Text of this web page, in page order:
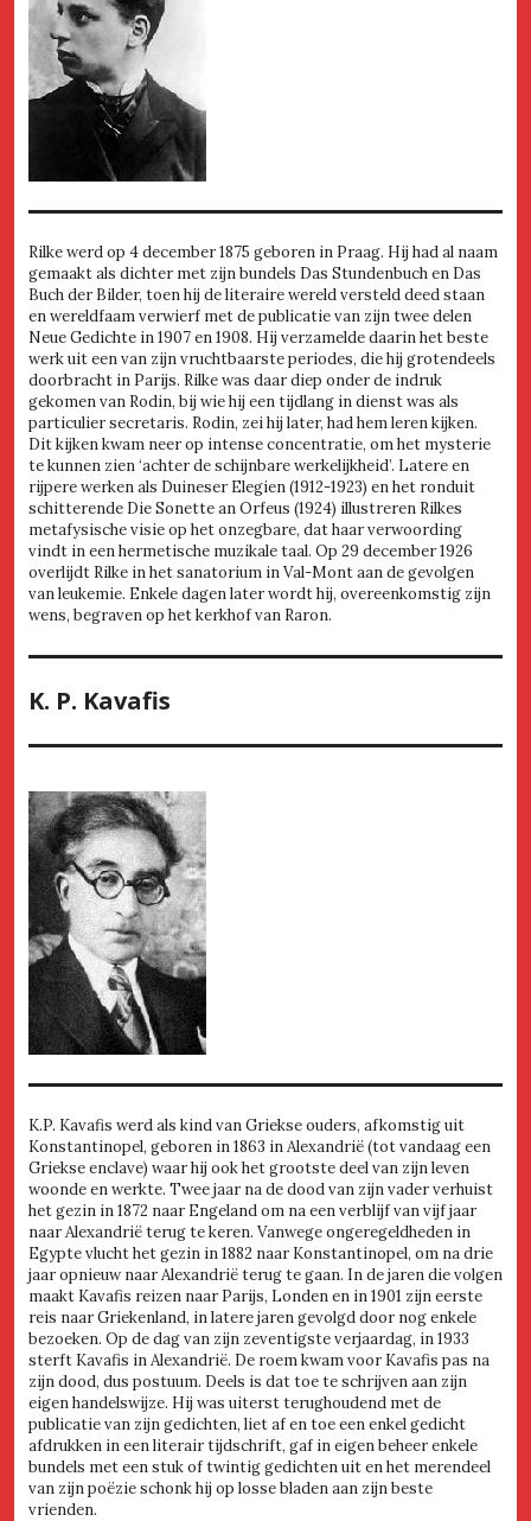
Rilke werd op 4 december 1875 geboren in Praag. Hij had al naam
gemaakt als dichter met zijn bundels Das Stundenbuch en Das
Buch der Bilder, toen hij de literaire wereld versteld deed staan
en wereldfaam verwierf met de publicatie van zijn twee delen
Neue Gedichte in 1907 en 1908. Hij verzamelde daarin het beste
werk uit een van zijn vruchtbaarste periodes, die hij grotendeels
doorbracht in Parijs. Rilke was daar diep onder de indruk
gekomen van Rodin, bij wie hij een tijdlang in dienst was als
particulier secretaris. Rodin, zei hij later, had hem leren kijken.
Dit kijken kwam neer op intense concentratie, om het mysterie
te kunnen zien ‘achter de schijnbare werkelijkheid’. Latere en
rijpere werken als Duineser Elegien (1912-1923) en het ronduit
schitterende Die Sonette an Orfeus (1924) illustreren Rilkes
metafysische visie op het onzegbare, dat haar verwoording
vindt in een hermetische muzikale taal. Op 29 december 1926
overlijdt Rilke in het sanatorium in Val-Mont aan de gevolgen
van leukemie. Enkele dagen later wordt hij, overeenkomstig zijn
wens, begraven op het kerkhof van Raron.
K. P. Kavafis
K.P. Kavafis werd als kind van Griekse ouders, afkomstig uit
Konstantinopel, geboren in 1863 in Alexandrië (tot vandaag een
Griekse enclave) waar hij ook het grootste deel van zijn leven
woonde en werkte. Twee jaar na de dood van zijn vader verhuist
het gezin in 1872 naar Engeland om na een verblijf van vijf jaar
naar Alexandrië terug te keren. Vanwege ongeregeldheden in
Egypte vlucht het gezin in 1882 naar Konstantinopel, om na drie
jaar opnieuw naar Alexandrië terug te gaan. In de jaren die volgen
maakt Kavafis reizen naar Parijs, Londen en in 1901 zijn eerste
reis naar Griekenland, in latere jaren gevolgd door nog enkele
bezoeken. Op de dag van zijn zeventigste verjaardag, in 1933
sterft Kavafis in Alexandrië. De roem kwam voor Kavafis pas na
zijn dood, dus postuum. Deels is dat toe te schrijven aan zijn
eigen handelswijze. Hij was uiterst terughoudend met de
publicatie van zijn gedichten, liet af en toe een enkel gedicht
afdrukken in een literair tijdschrift, gaf in eigen beheer enkele
bundels met een stuk of twintig gedichten uit en het merendeel
van zijn poëzie schonk hij op losse bladen aan zijn beste
vrienden.